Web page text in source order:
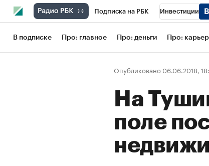
Подписка на РБК Инвестиции
Школа управления РБК РБК
Рынок наличной валюты
В подписке Про: главное Про: деньги Про:
Опубликовано 06.06.2018,
На
поле